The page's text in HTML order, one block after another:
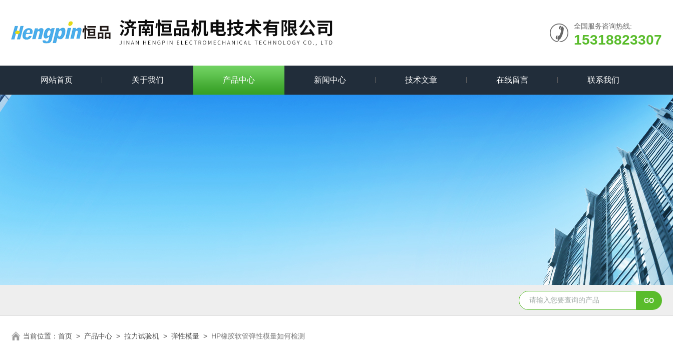
全国服务咨询热线:
15318823307
网站首页 关于我们 产品中心 新闻中心 技术文章 在线留言 联系我们
当前位置： 首页 > 产品中心 > 拉力试验机 > 弹性模量 > HP橡胶软管弹性模量如何检测